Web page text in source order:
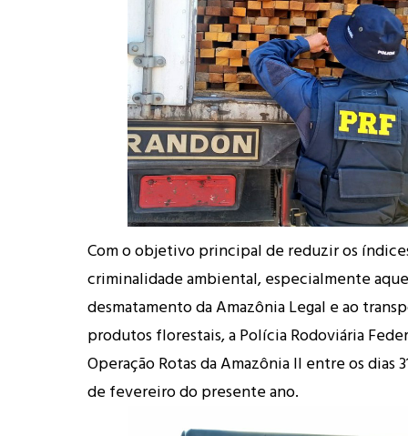
Com o objetivo principal de reduzir os
criminalidade ambiental, especialmente
desmatamento da Amazônia Legal e ao
produtos florestais, a Polícia Rodoviária
Operação Rotas da Amazônia II entre os dias
de fevereiro do presente ano.